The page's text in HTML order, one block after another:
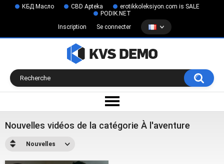
КБД Масло CBD Apteka
erotikkoleksiyon.com is SALE
PODIK.NET
Inscription
Se connecter
Nouvelles vidéos de la catégorie À l'aventure
Nouvelles